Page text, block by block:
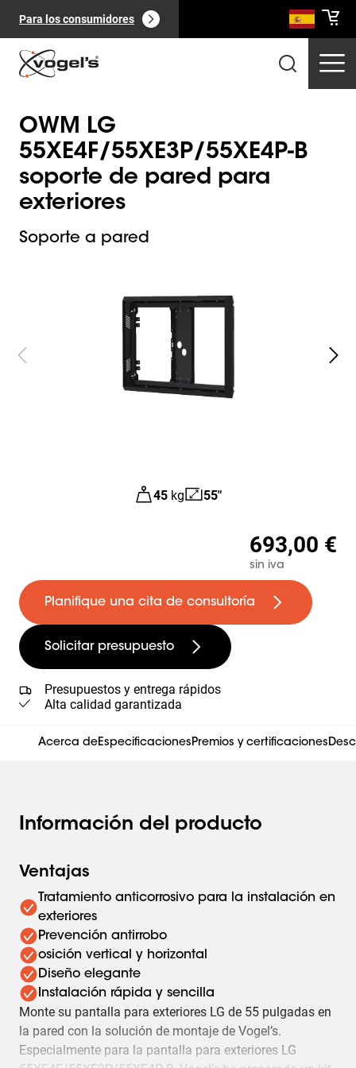
Para los consumidores
Productos profesionales
):
OWM LG
55XE4F/55XE3P/55XE4P-B
soporte de pared para
exteriores
Soporte a pared
45 kg 55"
693,00 €
sin iva
Planifique una cita de consultoría
Solicitar presupuesto
Presupuestos y entrega rápidos
Alta calidad garantizada
Acerca deEspecificacionesPremios y certificaciones
Información del producto
Ventajas
Tratamiento anticorrosivo para la instalación en
exteriores
Prevención antirrobo
osición vertical y horizontal
Diseño elegante
Instalación rápida y sencilla
Monte su pantalla para exteriores LG de 55 pulgadas en
la pared con la solución de montaje de Vogel’s.
Especialmente para la pantalla para exteriores LG